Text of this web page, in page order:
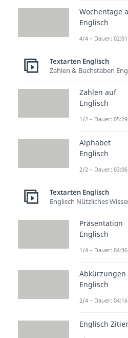
Myrtle
Myrtle und
einem
Am
und Tom
eineParty
gehen.
Nachbarn
Myrtle
ihr auf die
die Party.
Wochentage
Englisch
4/4 – Dauer: 02:01
Textarten Englisch
Zahlen & Buchstaben
Zahlen auf
Englisch
1/2 – Dauer: 05:29
Alphabet
Englisch
2/2 – Dauer: 03:06
Textarten Englisch
Englisch Nützliches
Präsentation
Englisch
1/4 – Dauer: 04:36
Abkürzungen
Englisch
2/4 – Dauer: 04:16
Englisch